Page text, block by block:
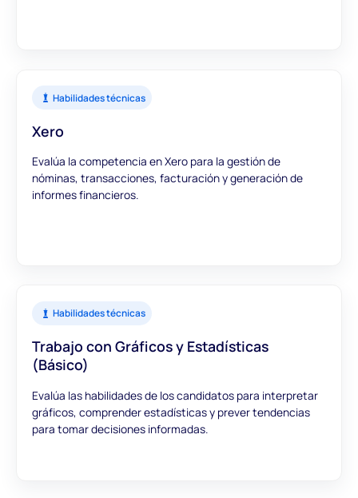
Habilidades técnicas
Xero
Evalúa la competencia en Xero para la gestión de
nóminas, transacciones, facturación y generación de
informes financieros.
Habilidades técnicas
Trabajo con Gráficos y Estadísticas
(Básico)
Evalúa las habilidades de los candidatos para interpretar
gráficos, comprender estadísticas y prever tendencias
para tomar decisiones informadas.